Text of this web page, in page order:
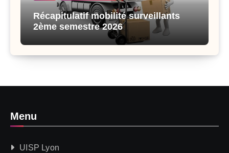
Récapitulatif mobilité surveillants
2ème semestre 2026
Menu
UISP Lyon